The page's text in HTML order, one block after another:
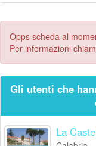
Opps scheda al
Per informazioni
Gli utenti che
La